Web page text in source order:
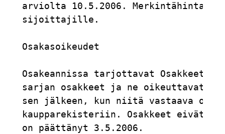
arviolta 10.5.2006. Merkintähinta
sijoittajille.
Osakasoikeudet
Osakeannissa tarjottavat Osakkeet
sarjan osakkeet ja ne oikeuttavat
sen jälkeen, kun niitä vastaava
kaupparekisteriin. Osakkeet eivät
on päättänyt 3.5.2006.